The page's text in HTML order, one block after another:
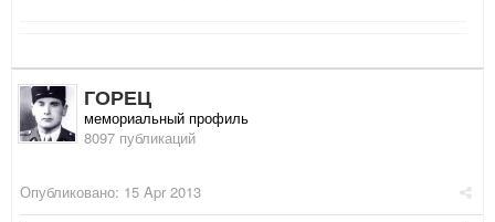
ГОРЕЦ
мемориальный профиль
8097 публикаций
Опубликовано: 15 Apr 2013